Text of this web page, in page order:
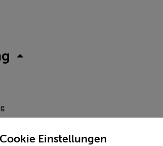
Cookie Einstellungen